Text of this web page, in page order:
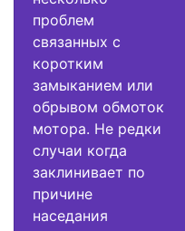
проблем
связанных с
коротким
замыканием или
обрывом обмоток
мотора. Не редки
случаи когда
заклинивает по
причине
наседания